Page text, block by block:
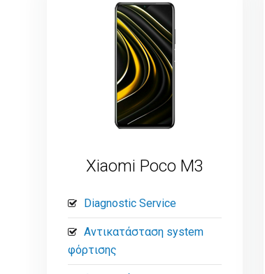
Xiaomi Poco M3
Diagnostic Service
Αντικατάσταση system
φόρτισης